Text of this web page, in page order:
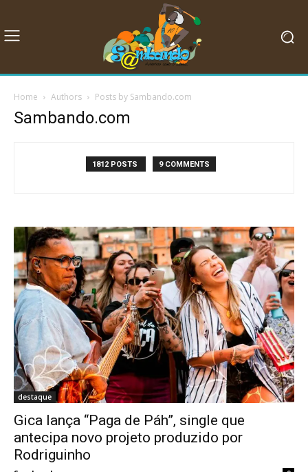
Home Authors Posts by Sambando.com
Sambando.com
1812 POSTS 9 COMMENTS
destaque
Gica lança “Paga de Páh”, single que
antecipa novo projeto produzido por
Rodriguinho